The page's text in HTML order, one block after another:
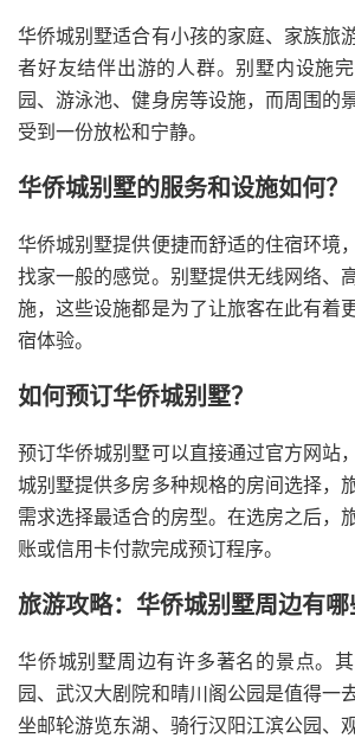
华侨城别墅适合有小孩的家庭、家族旅
者好友结伴出游的人群。别墅内设施
园、游泳池、健身房等设施，而周围的
受到一份放松和宁静。
华侨城别墅的服务和设施如何？
华侨城别墅提供便捷而舒适的住宿环境
找家一般的感觉。别墅提供无线网络、
施，这些设施都是为了让旅客在此有着
宿体验。
如何预订华侨城别墅？
预订华侨城别墅可以直接通过官方网站
城别墅提供多房多种规格的房间选择，
需求选择最适合的房型。在选房之后，
账或信用卡付款完成预订程序。
旅游攻略：华侨城别墅周边有哪
华侨城别墅周边有许多著名的景点。
园、武汉大剧院和晴川阁公园是值得一
坐邮轮游览东湖、骑行汉阳江滨公园、